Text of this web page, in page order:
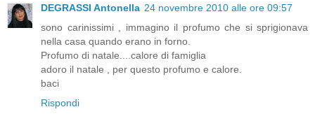
DEGRASSI Antonella 24 novembre 2010 alle ore 09:57
sono carinissimi , immagino il profumo che si sprigionava
nella casa quando erano in forno.
Profumo di natale....calore di famiglia
adoro il natale , per questo profumo e calore.
baci
Rispondi